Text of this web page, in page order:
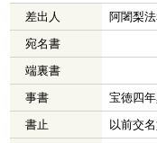
差出人
阿闍梨
宛名書
端裏書
事書
宝徳四
書止
以前交